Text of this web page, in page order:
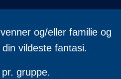
og/eller familie og
vildeste fantasi.
gruppe.